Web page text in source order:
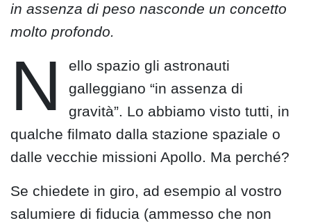
in assenza di peso nasconde un concetto
molto profondo.
N
ello spazio gli astronauti
galleggiano “in assenza di
gravità”. Lo abbiamo visto tutti, in
qualche filmato dalla stazione spaziale o
dalle vecchie missioni Apollo. Ma perché?
Se chiedete in giro, ad esempio al vostro
salumiere di fiducia (ammesso che non